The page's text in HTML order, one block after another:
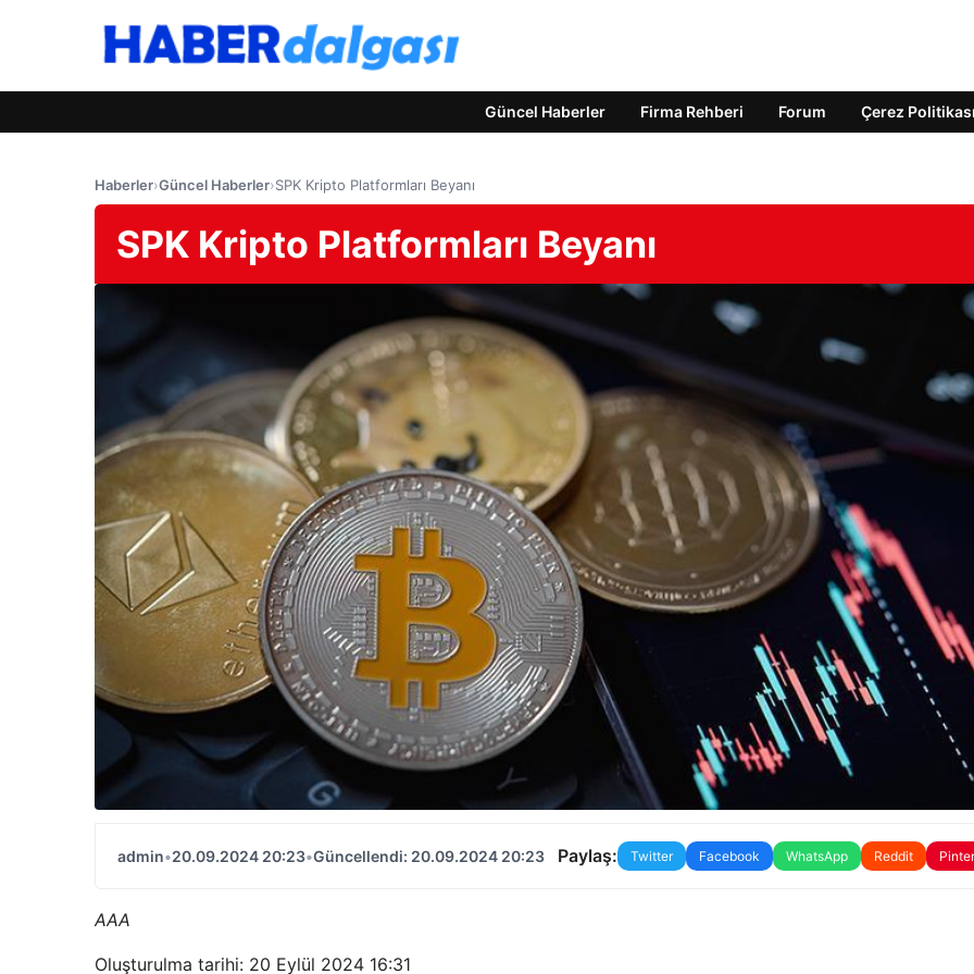
Güncel Haberler Firma Rehberi Forum Çerez Politikası
Haberler›Güncel Haberler›SPK Kripto Platformları Beyanı
SPK Kripto Platformları Beyanı
admin•20.09.2024 20:23•Güncellendi: 20.09.2024 20:23 Paylaş: Twitter Facebook WhatsApp Reddit
AAA
Oluşturulma tarihi: 20 Eylül 2024 16:31